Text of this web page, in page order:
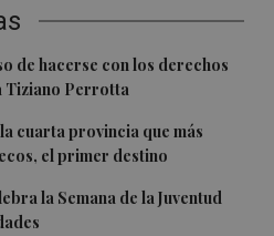
de hacerse con los derechos
Tiziano Perrotta
cuarta provincia que más
el primer destino
la Semana de la Juventud